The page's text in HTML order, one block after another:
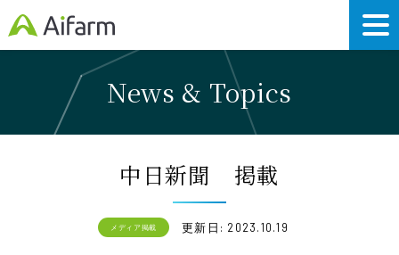
News & Topics
中日新聞 掲載
メディア掲載 更新日: 2023.10.19